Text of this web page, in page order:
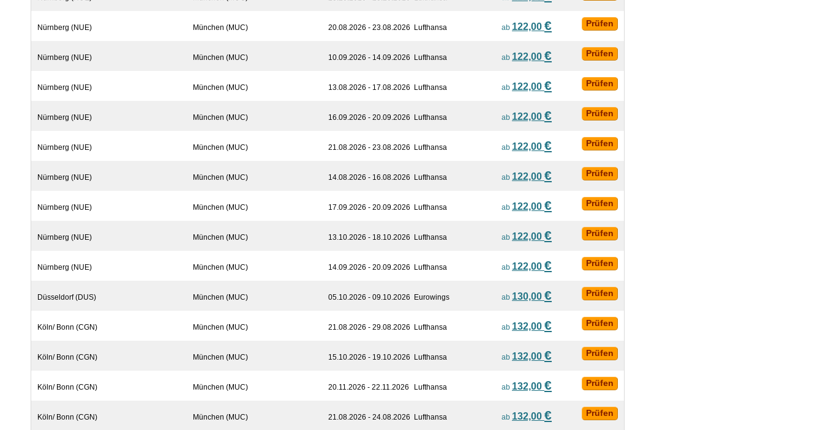
Nürnberg (NUE) München (MUC) 20.08.2026 - 23.08.2026 Lufthansa ab 122,00 € Prüfen
Nürnberg (NUE) München (MUC) 10.09.2026 - 14.09.2026 Lufthansa ab 122,00 € Prüfen
Nürnberg (NUE) München (MUC) 13.08.2026 - 17.08.2026 Lufthansa ab 122,00 € Prüfen
Nürnberg (NUE) München (MUC) 16.09.2026 - 20.09.2026 Lufthansa ab 122,00 € Prüfen
Nürnberg (NUE) München (MUC) 21.08.2026 - 23.08.2026 Lufthansa ab 122,00 € Prüfen
Nürnberg (NUE) München (MUC) 14.08.2026 - 16.08.2026 Lufthansa ab 122,00 € Prüfen
Nürnberg (NUE) München (MUC) 17.09.2026 - 20.09.2026 Lufthansa ab 122,00 € Prüfen
Nürnberg (NUE) München (MUC) 13.10.2026 - 18.10.2026 Lufthansa ab 122,00 € Prüfen
Nürnberg (NUE) München (MUC) 14.09.2026 - 20.09.2026 Lufthansa ab 122,00 € Prüfen
Düsseldorf (DUS) München (MUC) 05.10.2026 - 09.10.2026 Eurowings ab 130,00 € Prüfen
Köln/ Bonn (CGN) München (MUC) 21.08.2026 - 29.08.2026 Lufthansa ab 132,00 € Prüfen
Köln/ Bonn (CGN) München (MUC) 15.10.2026 - 19.10.2026 Lufthansa ab 132,00 € Prüfen
Köln/ Bonn (CGN) München (MUC) 20.11.2026 - 22.11.2026 Lufthansa ab 132,00 € Prüfen
Köln/ Bonn (CGN) München (MUC) 21.08.2026 - 24.08.2026 Lufthansa ab 132,00 € Prüfen